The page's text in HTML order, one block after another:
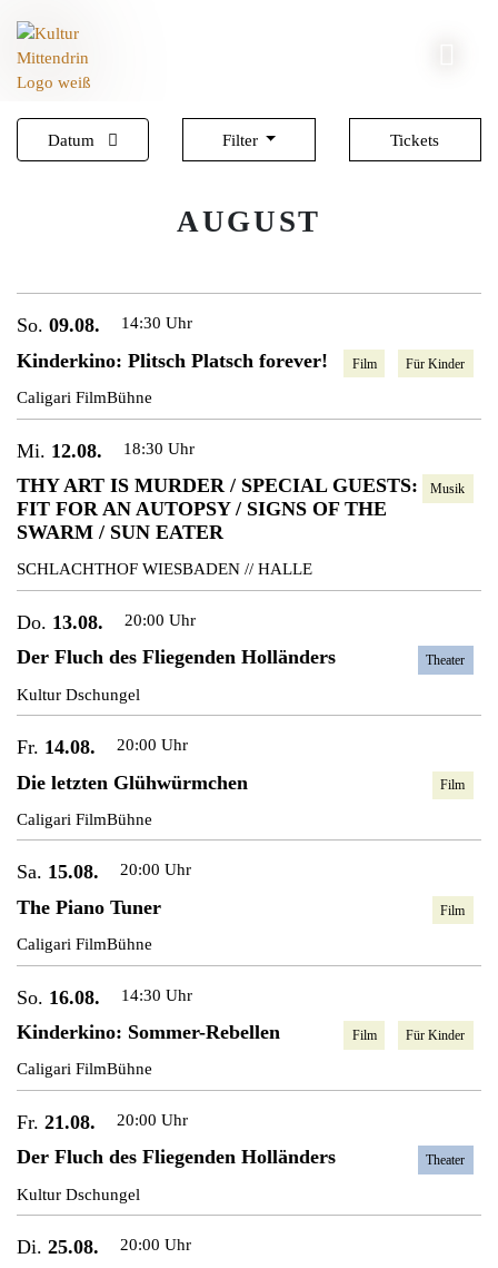
Datum Filter Tickets
AUGUST
So. 09.08. 14:30 Uhr
Kinderkino: Plitsch Platsch forever!
Caligari FilmBühne
Film Für Kinder
Mi. 12.08. 18:30 Uhr
THY ART IS MURDER / SPECIAL GUESTS:
FIT FOR AN AUTOPSY / SIGNS OF THE
SWARM / SUN EATER
SCHLACHTHOF WIESBADEN // HALLE
Musik
Do. 13.08. 20:00 Uhr
Der Fluch des Fliegenden Holländers
Kultur Dschungel
Theater
Fr. 14.08. 20:00 Uhr
Die letzten Glühwürmchen
Caligari FilmBühne
Film
Sa. 15.08. 20:00 Uhr
The Piano Tuner
Caligari FilmBühne
Film
So. 16.08. 14:30 Uhr
Kinderkino: Sommer-Rebellen
Caligari FilmBühne
Film Für Kinder
Fr. 21.08. 20:00 Uhr
Der Fluch des Fliegenden Holländers
Kultur Dschungel
Theater
Di. 25.08. 20:00 Uhr